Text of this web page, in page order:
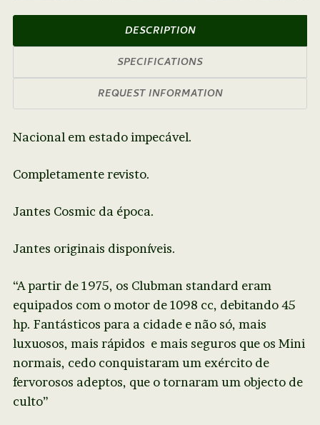
DESCRIPTION
SPECIFICATIONS
REQUEST INFORMATION
Nacional em estado impecável.
Completamente revisto.
Jantes Cosmic da época.
Jantes originais disponíveis.
“A partir de 1975, os Clubman standard eram
equipados com o motor de 1098 cc, debitando 45
hp. Fantásticos para a cidade e não só, mais
luxuosos, mais rápidos e mais seguros que os Mini
normais, cedo conquistaram um exército de
fervorosos adeptos, que o tornaram um objecto de
culto”